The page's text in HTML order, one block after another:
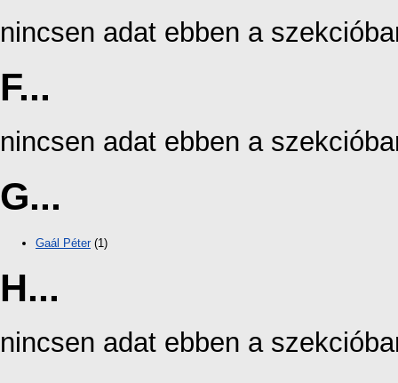
nincsen adat ebben a
F...
nincsen adat ebben a
G...
Gaál Péter(1)
H...
nincsen adat ebben a